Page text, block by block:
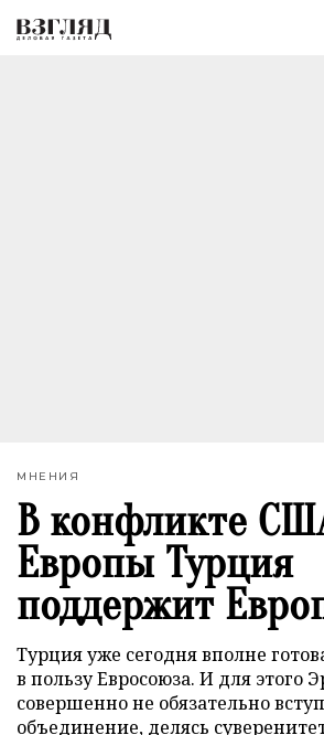
МНЕНИЯ
В конфликте
Европы Турция
поддержит
Турция уже сегодня вполне
в пользу Евросоюза. И для этого
совершенно не обязательно
объединение, делясь